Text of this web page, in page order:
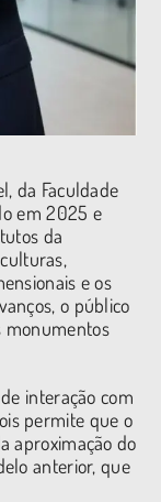
da Faculdade
em 2025 e
da
e os
o público
monumentos
interação com
permite que o
aproximação do
anterior, que